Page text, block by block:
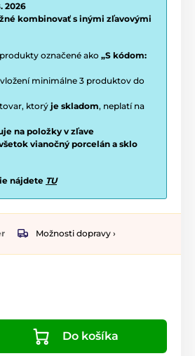
2026
kombinovať s inými zľavovými
označené ako „S kódom:
minimálne 3 produktov do
ktorý je skladom, neplatí na
na položky v zľave
vianočný porcelán a sklo
nájdete TU
Možnosti dopravy ›
Do košíka